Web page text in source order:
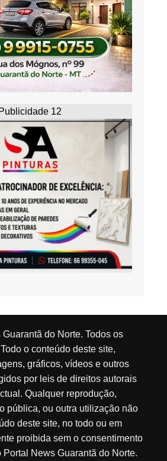
Publicidade 12
do Norte. Todos os
o conteúdo deste site,
gráficos, vídeos e outros
por leis de direitos autorais
Qualquer reprodução,
pública, ou outra utilização não
deste site, no todo ou em
proibida sem o consentimento
Portal News Guarantã do Norte.